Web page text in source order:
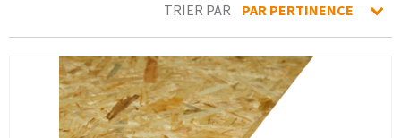
TRIER PAR PAR PERTINENCE